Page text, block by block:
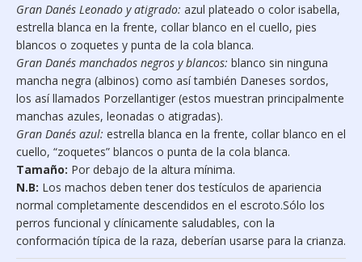
Gran Danés Leonado y atigrado: azul plateado o color isabella,
estrella blanca en la frente, collar blanco en el cuello, pies
blancos o zoquetes y punta de la cola blanca.
Gran Danés manchados negros y blancos: blanco sin ninguna
mancha negra (albinos) como así también Daneses sordos,
los así llamados Porzellantiger (estos muestran principalmente
manchas azules, leonadas o atigradas).
Gran Danés azul: estrella blanca en la frente, collar blanco en el
cuello, “zoquetes” blancos o punta de la cola blanca.
Tamaño: Por debajo de la altura mínima.
N.B: Los machos deben tener dos testículos de apariencia
normal completamente descendidos en el escroto.Sólo los
perros funcional y clínicamente saludables, con la
conformación típica de la raza, deberían usarse para la crianza.